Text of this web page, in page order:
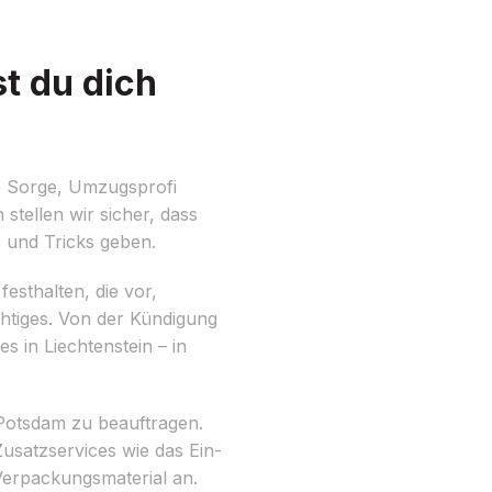
du dich
Sorge, Umzugsprofi
wir sicher, dass
Tricks geben.
die vor,
Von der Kündigung
in Liechtenstein – in
zu beauftragen.
wie das Ein-
an.